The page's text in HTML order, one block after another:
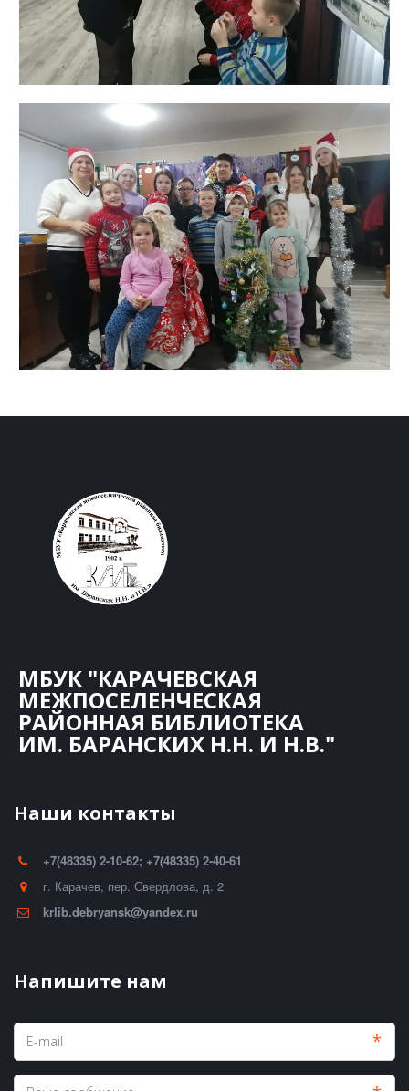
МБУК "КАРАЧЕВСКАЯ
МЕЖПОСЕЛЕНЧЕСКАЯ
РАЙОННАЯ БИБЛИОТЕКА
ИМ. БАРАНСКИХ Н.Н. И Н.В."
Наши контакты
+7(48335) 2-10-62; +7(48335) 2-40-61
г. Карачев, пер. Свердлова, д. 2
krlib.debryansk@yandex.ru
Напишите нам
*